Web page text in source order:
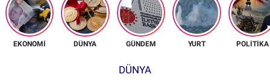
EKONOMİ DÜNYA GÜNDEM YURT POLİTİKA
DÜNYA